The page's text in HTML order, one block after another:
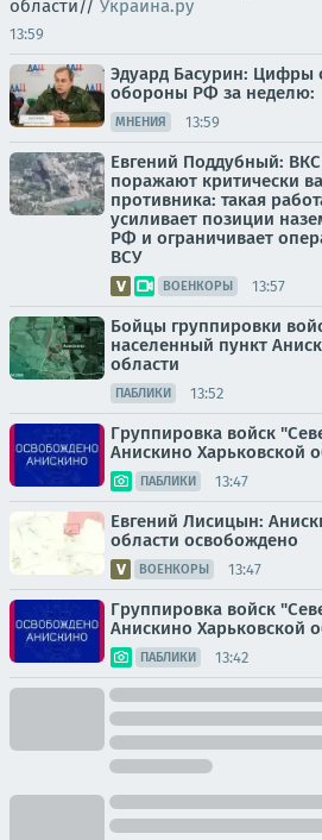
области// Украина.ру
13:59
Эдуард Басурин: Цифры
обороны РФ за неделю:
МНЕНИЯ 13:59
Евгений Поддубный:
поражают критически
противника: такая
усиливает позиции
РФ и ограничивает
ВСУ
ВОЕНКОРЫ 13:57
Бойцы группировки
населенный пункт
области
ПАБЛИКИ 13:52
Группировка войск
Анискино Харьковской
ПАБЛИКИ 13:47
Евгений Лисицын:
области освобождено
ВОЕНКОРЫ 13:47
Группировка войск
Анискино Харьковской
ПАБЛИКИ 13:42